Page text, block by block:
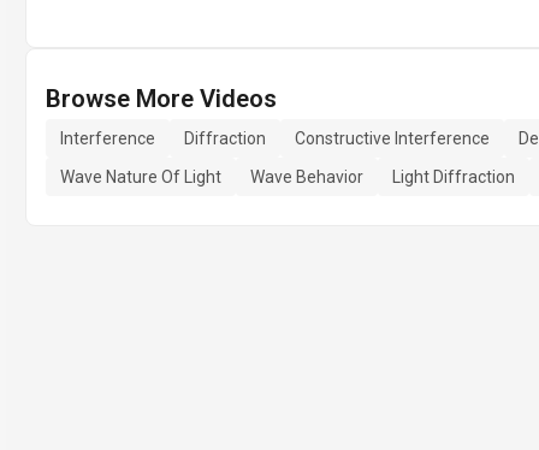
Browse More Videos
Interference Diffraction Constructive Interference
Wave Nature Of Light
Wave Behavior Light Diffraction